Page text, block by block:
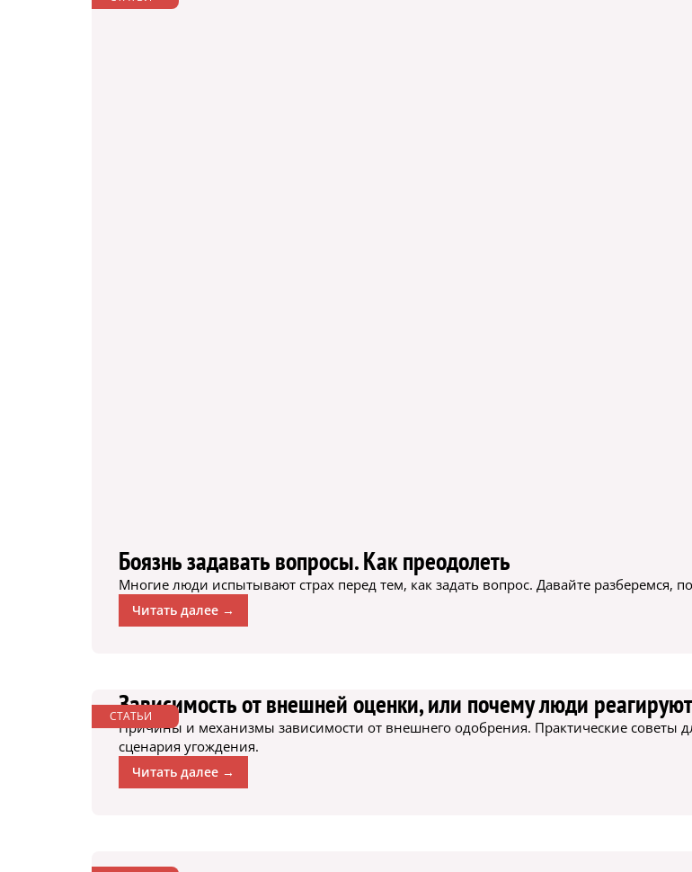
Боязнь задавать вопросы. Как преодолеть
Многие люди испытывают страх перед тем, как задать вопрос. Давайте разберемся,
Читать далее →
СТАТЬИ
Зависимость от внешней оценки, или почему люди
Причины и механизмы зависимости от внешнего одобрения. Практические советы
сценария угождения.
Читать далее →